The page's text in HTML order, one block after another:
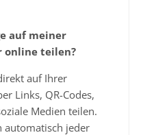
auf meiner
online teilen?
auf Ihrer
Links, QR-Codes,
Medien teilen.
automatisch jeder